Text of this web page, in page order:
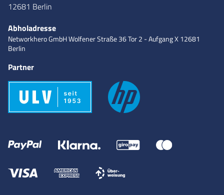
12681 Berlin
Abholadresse
Networkhero GmbHWolfener Straße 36Tor 2 - Aufgang X12681
Berlin
Partner